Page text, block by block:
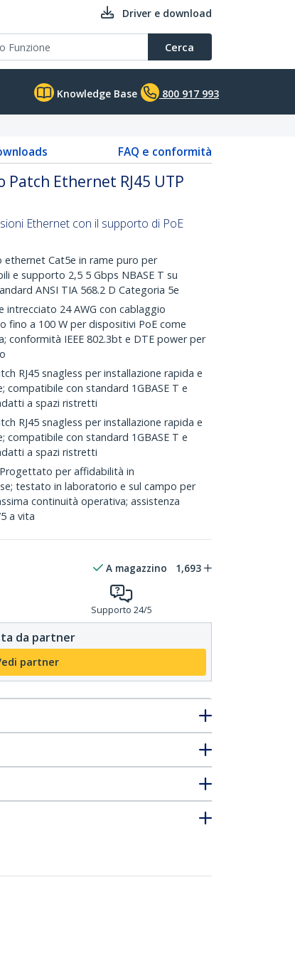
Driver e download
Cerca
Knowledge Base 800 917 993
FAQ e conformità
Patch Ethernet RJ45 UTP
Ethernet con il supporto di PoE
ethernet Cat5e in rame puro per
e supporto 2,5 5 Gbps NBASE T su
ANSI TIA 568.2 D Categoria 5e
intrecciato 24 AWG con cablaggio
fino a 100 W per dispositivi PoE come
conformità IEEE 802.3bt e DTE power per
RJ45 snagless per installazione rapida e
compatibile con standard 1GBASE T e
a spazi ristretti
RJ45 snagless per installazione rapida e
compatibile con standard 1GBASE T e
a spazi ristretti
Progettato per affidabilità in
testato in laboratorio e sul campo per
continuità operativa; assistenza
a vita
A magazzino 1,693
Supporto 24/5
da partner
partner